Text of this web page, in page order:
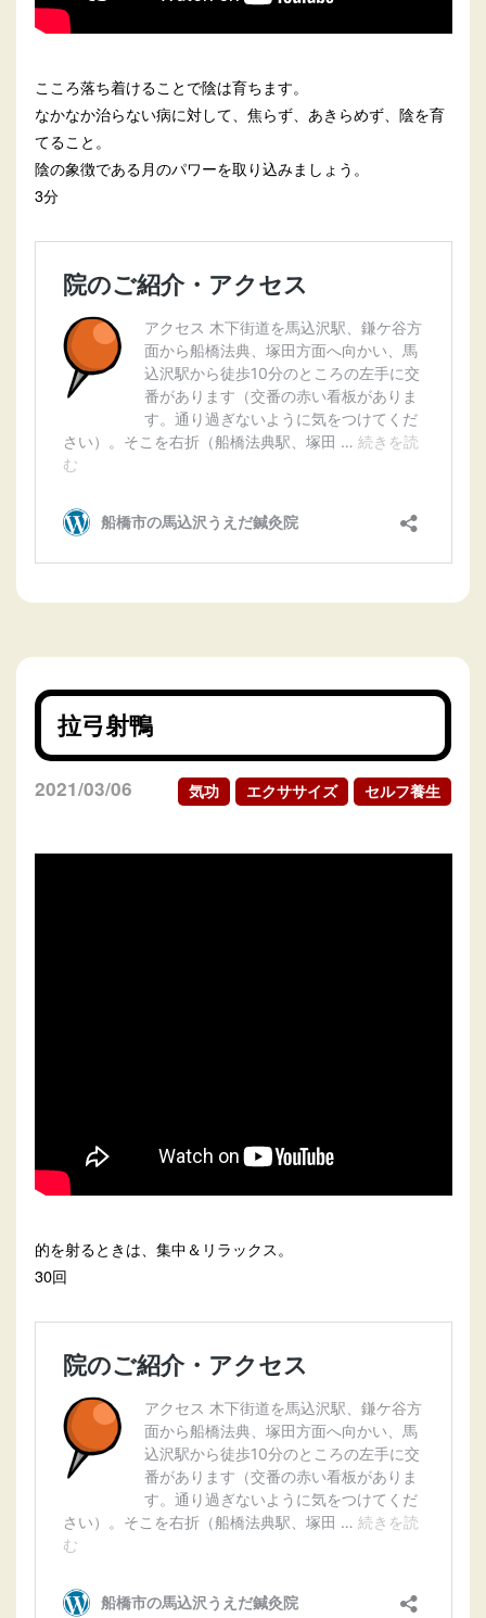
こころ落ち着けることで陰は育ちます。
なかなか治らない病に対して、焦らず、あきらめず、陰を育
てること。
陰の象徴である月のパワーを取り込みましょう。
3分
拉弓射鴨
2021/03/06 気功 エクササイズ セルフ養生
的を射るときは、集中＆リラックス。
30回